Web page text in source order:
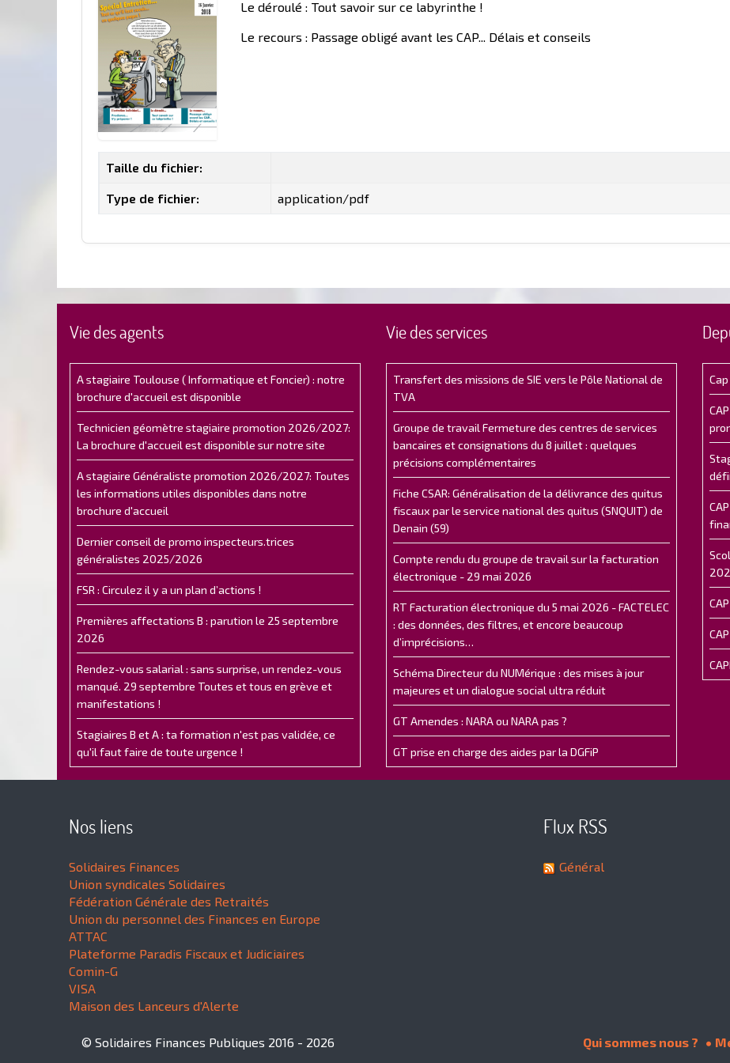
Le déroulé : Tout savoir sur ce labyrinthe !
Le recours : Passage obligé avant les CAP... Délais et conseils
Taille du fichier:
Type de fichier: application/pdf
Vie des agents
A stagiaire Toulouse ( Informatique et Foncier) : notre
brochure d'accueil est disponible
Technicien géomètre stagiaire promotion 2026/2027:
La brochure d'accueil est disponible sur notre site
A stagiaire Généraliste promotion 2026/2027: Toutes
les informations utiles disponibles dans notre
brochure d'accueil
Dernier conseil de promo inspecteurs.trices
généralistes 2025/2026
FSR : Circulez il y a un plan d’actions !
Premières affectations B : parution le 25 septembre
2026
Rendez-vous salarial : sans surprise, un rendez-vous
manqué. 29 septembre Toutes et tous en grève et
manifestations !
Stagiaires B et A : ta formation n'est pas validée, ce
qu'il faut faire de toute urgence !
Vie des services
Transfert des missions de SIE vers le Pôle National de
TVA
Groupe de travail Fermeture des centres de services
bancaires et consignations du 8 juillet : quelques
précisions complémentaires
Fiche CSAR: Généralisation de la délivrance des quitus
fiscaux par le service national des quitus (SNQUIT) de
Denain (59)
Compte rendu du groupe de travail sur la facturation
électronique - 29 mai 2026
RT Facturation électronique du 5 mai 2026 - FACTELEC
: des données, des filtres, et encore beaucoup
d’imprécisions…
Schéma Directeur du NUMérique : des mises à jour
majeures et un dialogue social ultra réduit
GT Amendes : NARA ou NARA pas ?
GT prise en charge des aides par la DGFiP
Nos liens
Solidaires Finances
Union syndicales Solidaires
Fédération Générale des Retraités
Union du personnel des Finances en Europe
ATTAC
Plateforme Paradis Fiscaux et Judiciaires
Comin-G
VISA
Maison des Lanceurs d'Alerte
Flux RSS
Général
© Solidaires Finances Publiques 2016 - 2026 Qui sommes nous ?